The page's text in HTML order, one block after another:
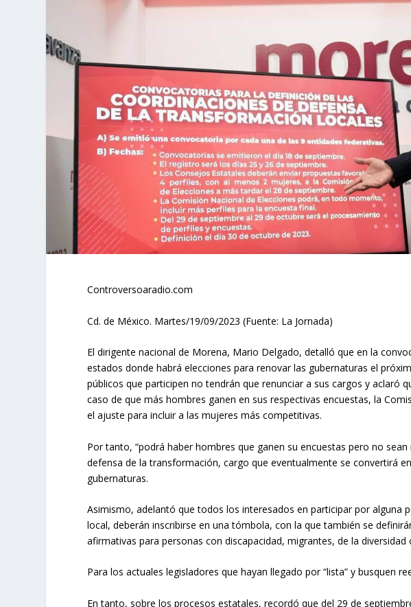
Controversoaradio.com
Cd. de México. Martes/19/09/2023 (Fuente: La Jornada)
El dirigente nacional de Morena, Mario Delgado, detalló que en la
estados donde habrá elecciones para renovar las gubernaturas el
públicos que participen no tendrán que renunciar a sus cargos y aclaró
caso de que más hombres ganen en sus respectivas encuestas, la
el ajuste para incluir a las mujeres más competitivas.
Por tanto, “podrá haber hombres que ganen su encuestas pero no
defensa de la transformación, cargo que eventualmente se convertirá
gubernaturas.
Asimismo, adelantó que todos los interesados en participar por alguna
local, deberán inscribirse en una tómbola, con la que también se
afirmativas para personas con discapacidad, migrantes, de la diversidad
Para los actuales legisladores que hayan llegado por “lista” y busquen
En tanto, sobre los procesos estatales, recordó que del 29 de